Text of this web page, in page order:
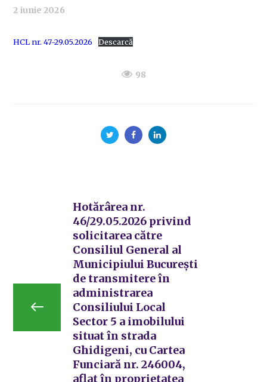
2 iunie 2026
HCL nr. 47-29.05.2026 Descarcă
98
Hotărârea nr.
46/29.05.2026 privind
solicitarea către
Consiliul General al
Municipiului București
de transmitere în
administrarea
Consiliului Local
Sector 5 a imobilului
situat în strada
Ghidigeni, cu Cartea
Funciară nr. 246004,
aflat în proprietatea